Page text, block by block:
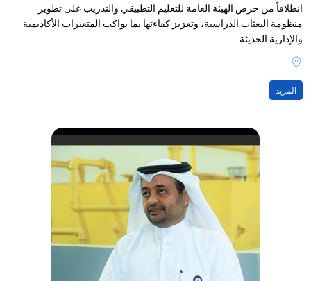
انطلاقاً من حرص الهيئة العامة للتعليم التطبيقي والتدريب على تطوير
منظومة البعثات الدراسية، وتعزيز كفاءتها بما يواكب المتغيرات الأكاديمية
والإدارية الحديثة
-
المزيد